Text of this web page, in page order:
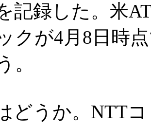
記録した。米
クが4月8日時
。
どうか。NTT